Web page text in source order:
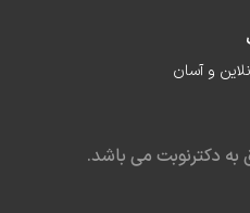
و آسان
دکترنوبت می باشد.